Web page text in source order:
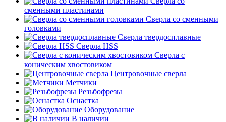
сменными пластинами
Сверла со сменными
головками
Сверла твердосплавные
Сверла HSS
Сверла с
коническим хвостовиком
Центровочные сверла
Метчики
Резьбофрезы
Оснастка
Оборудование
В наличии